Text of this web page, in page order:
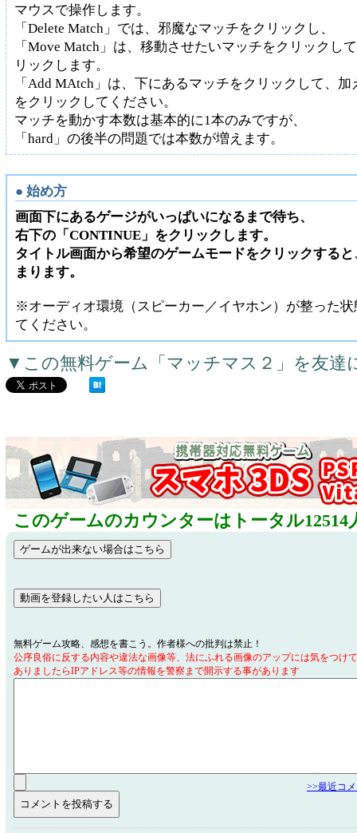
マウスで操作します。
「Delete Match」では、邪魔なマッチをクリックし、
「Move Match」は、移動させたいマッチをクリックし
リックします。
「Add MAtch」は、下にあるマッチをクリックして、
をクリックしてください。
マッチを動かす本数は基本的に1本のみですが、
「hard」の後半の問題では本数が増えます。
● 始め方
画面下にあるゲージがいっぱいになるまで待ち、
右下の「CONTINUE」をクリックします。
タイトル画面から希望のゲームモードをクリックする
まります。
※オーディオ環境（スピーカー／イヤホン）が整った
てください。
▼この無料ゲーム「マッチマス２」を友達
このゲームのカウンターはトータル12514
無料ゲーム攻略、感想を書こう。作者様への批判は禁止！
公序良俗に反する内容や違法な画像等、法にふれる画像のアップには気をつけ
ありましたらIPアドレス等の情報を警察まで開示する事があります
>>最近コ